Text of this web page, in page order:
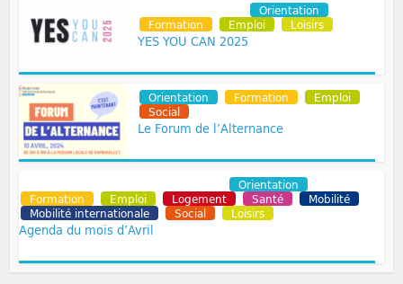
Orientation
Formation
Emploi Loisirs
YES YOU CAN 2025
Orientation Formation
Emploi
Social
Le Forum de l’Alternance
Orientation
Formation
Emploi Logement Santé
Mobilité
Mobilité internationale
Social Loisirs
Agenda du mois d’Avril